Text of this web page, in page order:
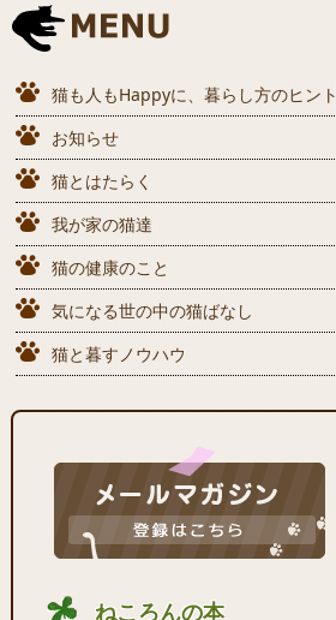
猫も人もHappyに、暮らし方のヒント
お知らせ
猫とはたらく
我が家の猫達
猫の健康のこと
気になる世の中の猫ばなし
猫と暮すノウハウ
ねころんの本